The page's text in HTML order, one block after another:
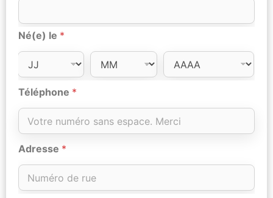
Né(e) le *
Téléphone *
Adresse *